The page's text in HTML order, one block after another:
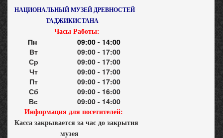
НАЦИОНАЛЬНЫЙ МУЗЕЙ ДРЕВНОСТЕЙ
ТАДЖИКИСТАНА
Часы Работы:
Пн
09:00 - 14:00
Вт
09:00 - 17:00
Ср
09:00 - 17:00
Чт
09:00 - 17:00
Пт
09:00 - 17:00
Сб
09:00 - 16:00
Вс
09:00 - 14:00
Информация для посетителей:
Касса закрывается за час до закрытия
музея